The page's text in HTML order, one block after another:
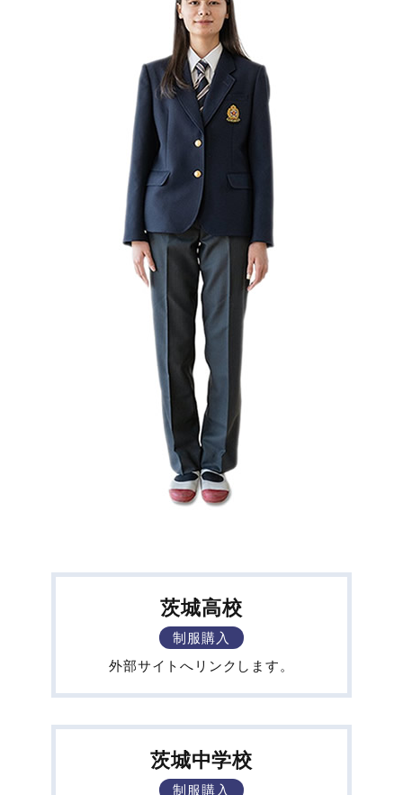
茨城高校
制服購入
外部サイトへリンクします。
茨城中学校
制服購入